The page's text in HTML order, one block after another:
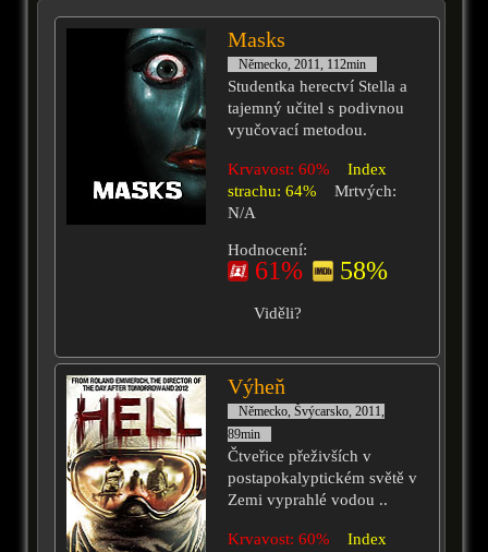
Masks
Německo, 2011, 112min
Studentka herectví Stella a
tajemný učitel s podivnou
vyučovací metodou.
Krvavost: 60%
Index
strachu: 64%
Mrtvých:
N/A
Hodnocení:
61% 58%
Viděli?
Výheň
Německo, Švýcarsko, 2011,
89min
Čtveřice přeživších v
postapokalyptickém světě v
Zemi vyprahlé vodou ..
Krvavost: 60%
Index